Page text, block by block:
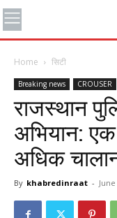
Home सिटी
Breaking news CROUSER
राजस्थान
अभियान:
अधिक
By khabredinraat -